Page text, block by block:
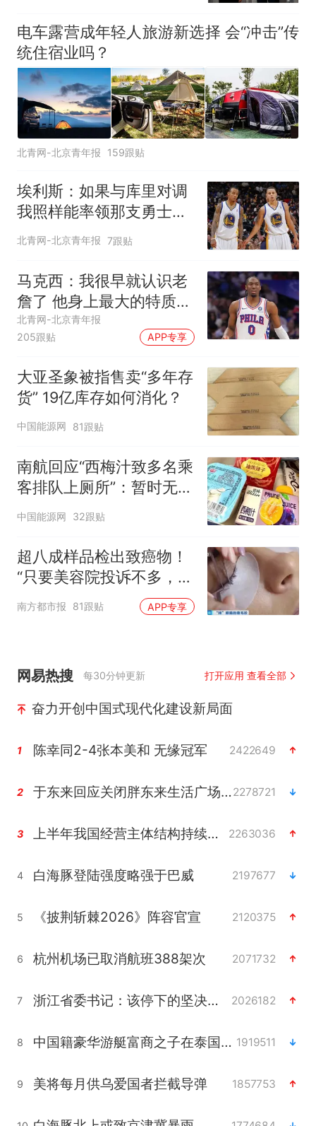
电车露营成年轻人旅游新选择 会“冲击”传
统住宿业吗？
北青网-北京青年报 159跟贴
埃利斯：如果与库里对调
我照样能率领那支勇士取
得现在的成就
北青网-北京青年报 7跟贴
马克西：我很早就认识老
詹了 他身上最大的特质就
是谦逊
北青网-北京青年报
205跟贴
APP专享
大亚圣象被指售卖“多年存
货” 19亿库存如何消化？
中国能源网 81跟贴
南航回应“西梅汁致多名乘
客排队上厕所”：暂时无法
核查是否发放西梅汁
中国能源网 32跟贴
超八成样品检出致癌物！
“只要美容院投诉不多，店
家就不会更换产品”
南方都市报 81跟贴 APP专享
网易热搜 每30分钟更新 打开应用 查看全部
奋力开创中国式现代化建设新局面
1 陈幸同2-4张本美和 无缘冠军 2422649
2 于东来回应关闭胖东来生活广场店2278721
3 上半年我国经营主体结构持续优化 2263036
4 白海豚登陆强度略强于巴威 2197677
5 《披荆斩棘2026》阵容官宣 2120375
6 杭州机场已取消航班388架次 2071732
7 浙江省委书记：该停下的坚决停下来 2026182
8 中国籍豪华游艇富商之子在泰国被杀 1919511
9 美将每月供乌爱国者拦截导弹 1857753